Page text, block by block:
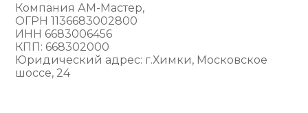
Компания АМ-Мастер,
ОГРН 1136683002800
ИНН 6683006456
КПП: 668302000
Юридический адрес: г.Химки, Московское
шоссе, 24